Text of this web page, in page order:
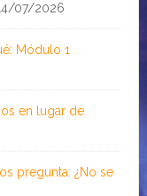
07/2026
Módulo 1
en lugar de
pregunta: ¿No se